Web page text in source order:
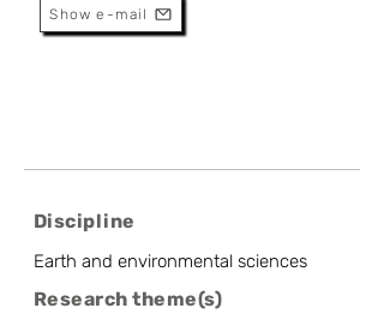
Show e-mail
Discipline
Earth and environmental sciences
Research theme(s)